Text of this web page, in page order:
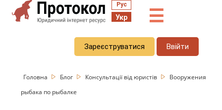
Рус
Укр ☰
Зареєструватися Ввійти
Головна Блог Консультації від юристів
Вооружения
рыбака по рыбалке